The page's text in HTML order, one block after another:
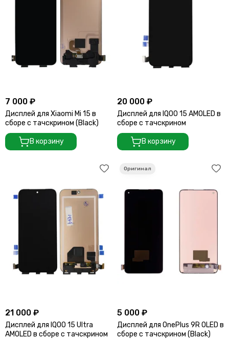
7 000 ₽
Дисплей для Xiaomi Mi 15 в
сборе с тачскрином (Black)
В корзину
20 000 ₽
Дисплей для IQOO 15 AMOLED в
сборе с тачскрином
В корзину
21 000 ₽
Дисплей для IQOO 15 Ultra
AMOLED в сборе с тачскрином
5 000 ₽
Дисплей для OnePlus 9R OLED в
сборе с тачскрином (Black)